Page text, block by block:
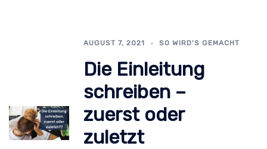
AUGUST 7, 2021 SO WIRD'S GEMACHT
Die Einleitung
schreiben –
zuerst oder
zuletzt